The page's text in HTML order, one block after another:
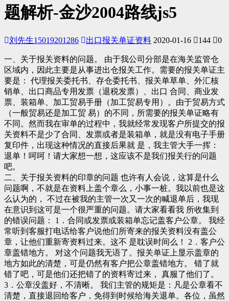
题解析-金沙2004路线js5
刘先生15019201286 出口报关单证资料 2020-01-16 144 0
一、关于报关资料的问题。 由于我公司分部是在海关监管仓
区域内，因此主要是从事进出仓报关工作。需要的报关单证主
要是： 代理报关委托书、存仓委托书、报关单草单、外汇核
销单、出口商品专用发票（退税发票）、出口 合同、商业发
票、装箱单、加工贸易手册（加工贸易专用）。由于贸易方式
（一般贸易还是加工贸 易）的不同，所需要的报关单证略有
不同。然而我在审单的过程中，我就经常发现客户所提交的报
关资料不是少了合同、发票或者是装箱单，就是没有电子手册
复印件，出现这种情况的直接后果就 是，我主管大手一挥：
退单！呵呵！请大家想一想，这应该不是我们报关行的问题
吧。
二、关于报关资料的印章的问题 也许有人会说，这算是什么
问题啊，不就是在资料上盖个章么，小事一桩。我以前也是这
么认为的， 不过在被我的主管一次又一次的喊退单后，我现
在意识到这可是一个很严重的问题。请大家看看我 所收集到
的错误问题： 1．合同或发票或装箱单忘记盖客户公章。 我经
常听到客服打电话给客户说他们所寄来的报关资料没有盖公
章，让他们重新寄资料过来。这不 是耽误时间么！ 2．客户公
章盖错地方。 对这个问题我无语了。报关单证上显示盖章的
地方如此的清楚，可是仍然有客户把公章盖错地方。 错了就
错了吧，可是他们还把错了的资料寄过来， 真服了他们了。
3．公章没盖好，不清晰。 我们主管的规矩是：凡是公章看不
清楚，直接退回给客户，免得到时候给海关退单。各位，虽然